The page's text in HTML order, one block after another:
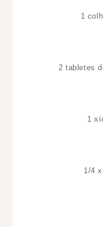
1
2 tabletes
1
1/4